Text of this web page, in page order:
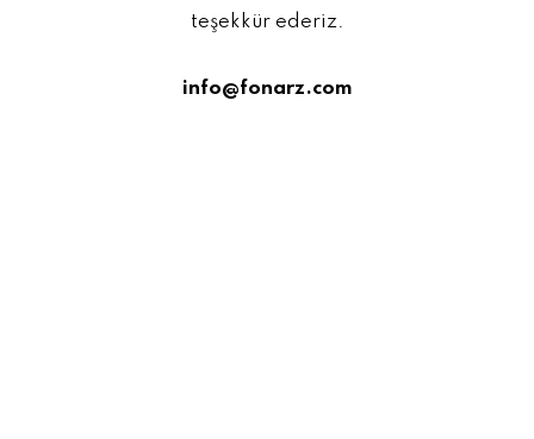
teşekkür ederiz.
info@fonarz.com